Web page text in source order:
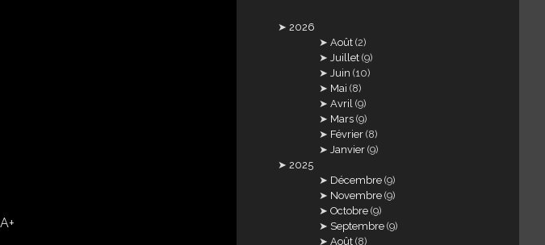
2026
Août (2)
Juillet (9)
Juin (10)
Mai (8)
Avril (9)
Mars (9)
Février (8)
Janvier (9)
2025
Décembre (9)
Novembre (9)
Octobre (9)
Septembre (9)
Août (8)